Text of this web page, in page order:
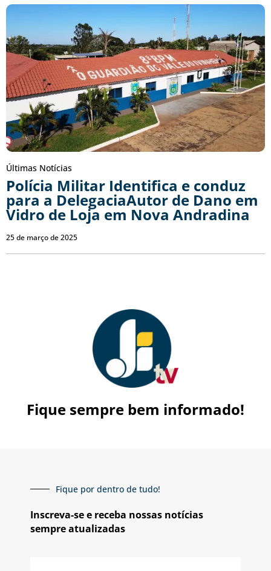
Últimas Notícias
Polícia Militar Identifica e conduz
para a DelegaciaAutor de Dano em
Vidro de Loja em Nova Andradina
25 de março de 2025
Fique sempre bem informado!
Fique por dentro de tudo!
Inscreva-se e receba nossas notícias
sempre atualizadas